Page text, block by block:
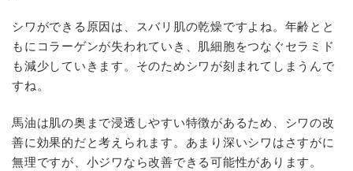
シワができる原因は、スバリ肌の乾燥ですよね。年齢とと
もにコラーゲンが失われていき、肌細胞をつなぐセラミド
も減少していきます。そのためシワが刻まれてしまうんで
すね。
馬油は肌の奥まで浸透しやすい特徴があるため、シワの改
善に効果的だと考えられます。あまり深いシワはさすがに
無理ですが、小ジワなら改善できる可能性があります。